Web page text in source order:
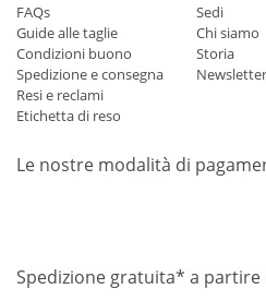
FAQs
Guide alle taglie
Condizioni buono
Spedizione e consegna
Resi e reclami
Etichetta di reso
Sedi
Chi siamo
Storia
Newsletter
Le nostre modalità di
Spedizione gratuita* a partire